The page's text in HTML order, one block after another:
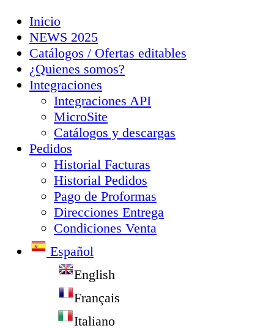
Inicio
NEWS 2025
Catálogos / Ofertas editables
¿Quienes somos?
Integraciones
Integraciones API
MicroSite
Catálogos y descargas
Pedidos
Historial Facturas
Historial Pedidos
Pago de Proformas
Direcciones Entrega
Condiciones Venta
Español
English
Français
Italiano